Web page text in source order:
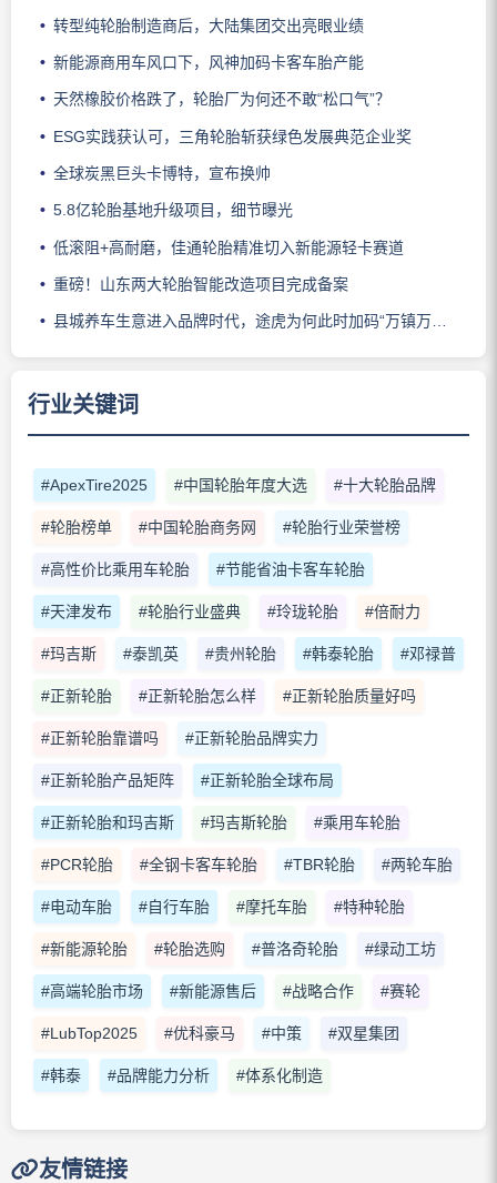
转型纯轮胎制造商后，大陆集团交出亮眼业绩
新能源商用车风口下，风神加码卡客车胎产能
天然橡胶价格跌了，轮胎厂为何还不敢“松口气”？
ESG实践获认可，三角轮胎斩获绿色发展典范企业奖
全球炭黑巨头卡博特，宣布换帅
5.8亿轮胎基地升级项目，细节曝光
低滚阻+高耐磨，佳通轮胎精准切入新能源轻卡赛道
重磅！山东两大轮胎智能改造项目完成备案
县城养车生意进入品牌时代，途虎为何此时加码“万镇万店”？
行业关键词
#ApexTire2025 #中国轮胎年度大选 #十大轮胎品牌
#轮胎榜单 #中国轮胎商务网 #轮胎行业荣誉榜
#高性价比乘用车轮胎 #节能省油卡客车轮胎
#天津发布 #轮胎行业盛典 #玲珑轮胎 #倍耐力
#玛吉斯 #泰凯英 #贵州轮胎 #韩泰轮胎 #邓禄普
#正新轮胎 #正新轮胎怎么样 #正新轮胎质量好吗
#正新轮胎靠谱吗 #正新轮胎品牌实力
#正新轮胎产品矩阵 #正新轮胎全球布局
#正新轮胎和玛吉斯 #玛吉斯轮胎 #乘用车轮胎
#PCR轮胎 #全钢卡客车轮胎 #TBR轮胎 #两轮车胎
#电动车胎 #自行车胎 #摩托车胎 #特种轮胎
#新能源轮胎 #轮胎选购 #普洛奇轮胎 #绿动工坊
#高端轮胎市场 #新能源售后 #战略合作 #赛轮
#LubTop2025 #优科豪马 #中策 #双星集团
#韩泰 #品牌能力分析 #体系化制造
友情链接